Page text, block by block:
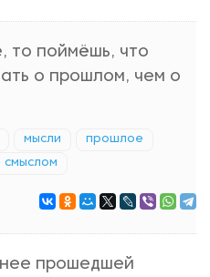
то поймёшь, что
о прошлом, чем о
мысли прошлое
смыслом
прошедшей